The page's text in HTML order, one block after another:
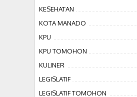
KESEHATAN
KOTA MANADO
KPU
KPU TOMOHON
KULINER
LEGISLATIF
LEGISLATIF TOMOHON